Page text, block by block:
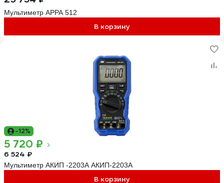
Мультиметр APPA 512
В корзину
-12%
5 720 ₽
6 524 ₽
Мультиметр АКИП -2203А АКИП-2203А
В корзину